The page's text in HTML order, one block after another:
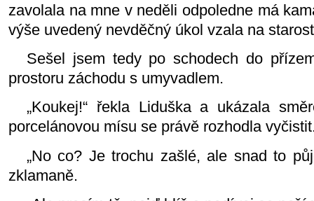
zavolala na mne v neděli odpoledne má
výše uvedený nevděčný úkol vzala na
Sešel jsem tedy po schodech do
prostoru záchodu s umyvadlem.
„Koukej!“ řekla Liduška a ukázala
porcelánovou mísu se právě rozhodla
„No co? Je trochu zašlé, ale snad to
zklamaně.